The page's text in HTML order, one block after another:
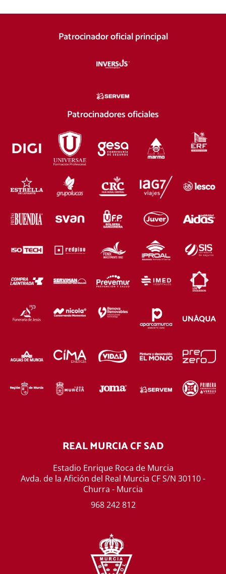
Patrocinador oficial principal
Patrocinadores oficiales
REAL MURCIA CF SAD
Estadio Enrique Roca de Murcia
Avda. de la Afición del Real Murcia CF S/N 30110 -
Churra - Murcia
968 242 812